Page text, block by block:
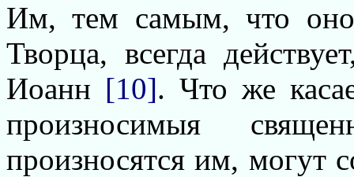
Им, тем самым, что
Творца, всегда
Иоанн [10]. Что же
произносимыя
произносятся им, могут